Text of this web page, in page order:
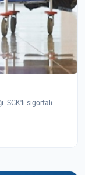
SGK'lı sigortalı